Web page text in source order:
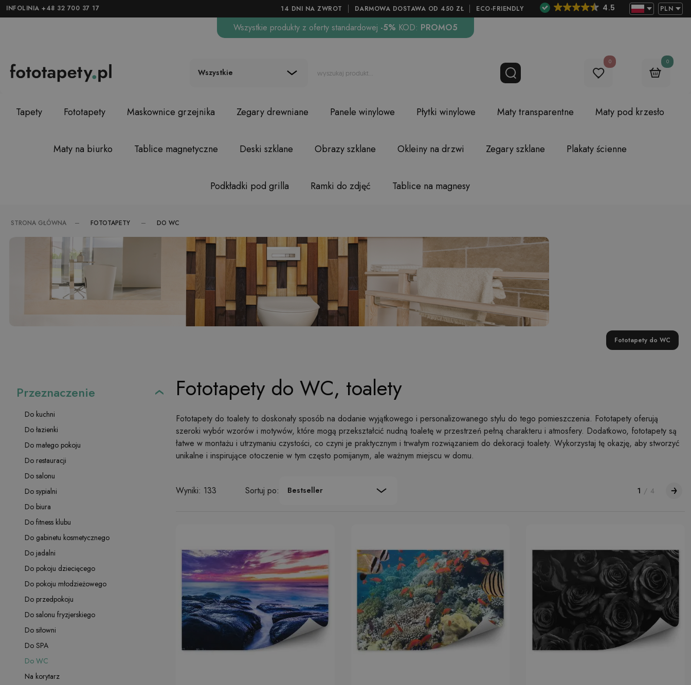
INFOLINIA +48 32 700 37 17 14 DNI NA ZWROT DARMOWA DOSTAWA OD 450 ZŁ ECO-FRIENDLY 4.5 PLN
Wszystkie produkty z oferty standardowej -5% KOD: PROMO5
Wszystkie
0 0
Tapety Fototapety Maskownice grzejnika Zegary drewniane Panele winylowe Płytki winylowe Maty transparentne Maty pod krzesło
Maty na biurko Tablice magnetyczne Deski szklane Obrazy szklane Okleiny na drzwi Zegary szklane Plakaty ścienne
Podkładki pod grilla Ramki do zdjęć Tablice na magnesy
STRONA GŁÓWNA FOTOTAPETY DO WC
Fototapety do WC
Przeznaczenie
Do kuchni
Do łazienki
Do małego pokoju
Do restauracji
Do salonu
Do sypialni
Do biura
Do fitness klubu
Do gabinetu kosmetycznego
Do jadalni
Do pokoju dziecięcego
Do pokoju młodzieżowego
Do przedpokoju
Do salonu fryzjerskiego
Do siłowni
Do SPA
Do WC
Na korytarz
Fototapety do WC, toalety
Fototapety do toalety to doskonały sposób na dodanie wyjątkowego i personalizowanego stylu do tego pomieszczenia. Fototapety oferują
szeroki wybór wzorów i motywów, które mogą przekształcić nudną toaletę w przestrzeń pełną charakteru i atmosfery. Dodatkowo, fototapety są
łatwe w montażu i utrzymaniu czystości, co czyni je praktycznym i trwałym rozwiązaniem do dekoracji toalety. Wykorzystaj tę okazję, aby stworzyć
unikalne i inspirujące otoczenie w tym często pomijanym, ale ważnym miejscu w domu.
Wyniki: 133 Sortuj po: Bestseller 1 / 4